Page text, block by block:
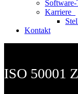
Karriere
Kontakt
ISO 50001